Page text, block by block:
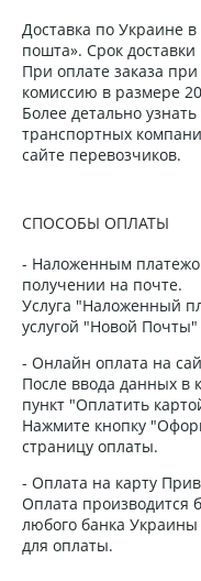
Доставка по Украине
пошта». Срок
При оплате заказа
комиссию в размере
Более детально
транспортных
сайте перевозчиков.
СПОСОБЫ ОПЛАТЫ
- Наложенным
получении на почте.
Услуга "Наложенный
услугой "Новой
- Онлайн оплата на
После ввода данных в
пункт "Оплатить
Нажмите кнопку
страницу оплаты.
- Оплата на карту
Оплата производится
любого банка
для оплаты.